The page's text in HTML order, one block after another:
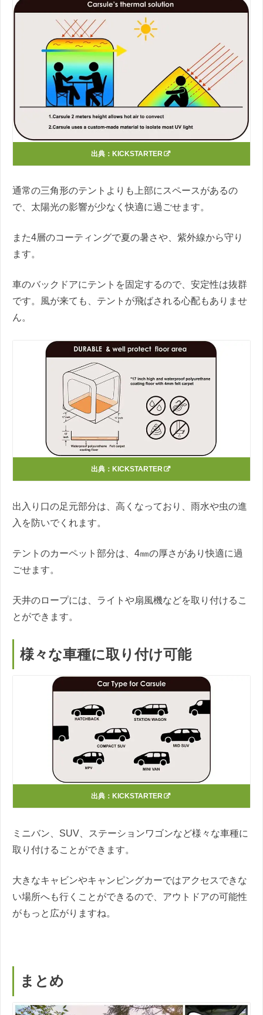
出典： KICKSTARTER
通常の三角形のテントよりも上部にスペースがあるの
で、太陽光の影響が少なく快適に過ごせます。
また4層のコーティングで夏の暑さや、紫外線から守り
ます。
車のバックドアにテントを固定するので、安定性は抜群
です。風が来ても、テントが飛ばされる心配もありませ
ん。
出典： KICKSTARTER
出入り口の足元部分は、高くなっており、雨水や虫の進
入を防いでくれます。
テントのカーペット部分は、4㎜の厚さがあり快適に過
ごせます。
天井のロープには、ライトや扇風機などを取り付けるこ
とができます。
様々な車種に取り付け可能
出典： KICKSTARTER
ミニバン、SUV、ステーションワゴンなど様々な車種に
取り付けることができます。
大きなキャビンやキャンピングカーではアクセスできな
い場所へも行くことができるので、アウトドアの可能性
がもっと広がりますね。
まとめ